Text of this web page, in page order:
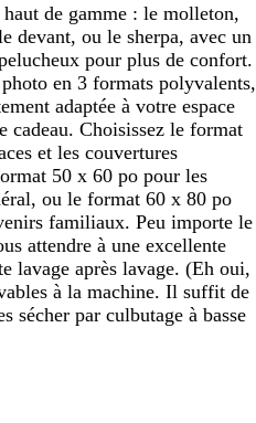
de gamme : le molleton,
devant, ou le sherpa, avec un
pour plus de confort.
en 3 formats polyvalents,
adaptée à votre espace
cadeau. Choisissez le format
et les couvertures
50 x 60 po pour les
ou le format 60 x 80 po
familiaux. Peu importe le
attendre à une excellente
lavage après lavage. (Eh oui,
à la machine. Il suffit de
sécher par culbutage à basse